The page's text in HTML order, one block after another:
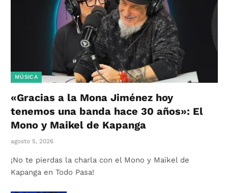
MÚSICA
«Gracias a la Mona Jiménez hoy
tenemos una banda hace 30 años»: El
Mono y Maikel de Kapanga
agosto 5, 2026
¡No te pierdas la charla con el Mono y Maikel de
Kapanga en Todo Pasa!